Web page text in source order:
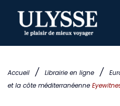
Accueil / Librairie en ligne /
et la côte méditerranéenne